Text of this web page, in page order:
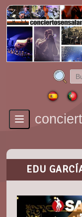
Toggle
navigation
EDU